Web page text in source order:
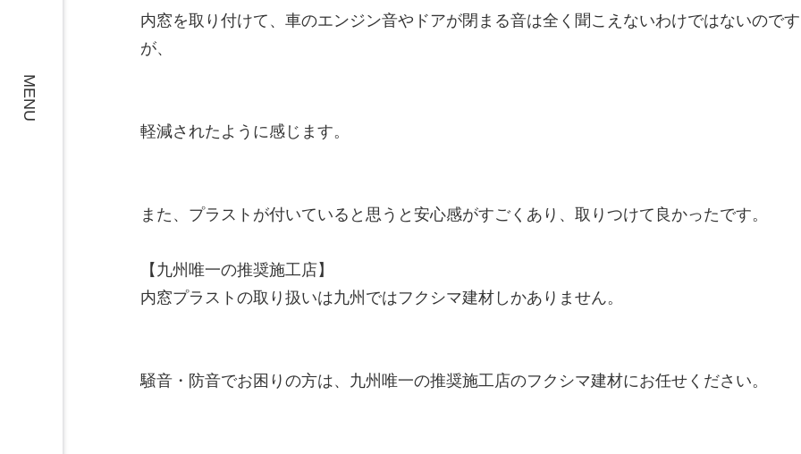
MENU
内窓を取り付けて、車のエンジン音やドアが閉まる音は全く聞こえないわけではないのです
が、
軽減されたように感じます。
また、プラストが付いていると思うと安心感がすごくあり、取りつけて良かったです。
【九州唯一の推奨施工店】
内窓プラストの取り扱いは九州ではフクシマ建材しかありません。
騒音・防音でお困りの方は、九州唯一の推奨施工店のフクシマ建材にお任せください。